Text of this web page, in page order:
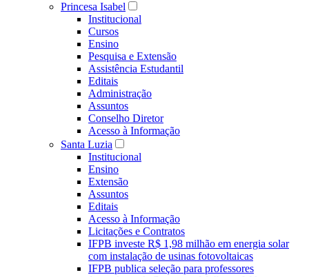
Princesa Isabel
Institucional
Cursos
Ensino
Pesquisa e Extensão
Assistência Estudantil
Editais
Administração
Assuntos
Conselho Diretor
Acesso à Informação
Santa Luzia
Institucional
Ensino
Extensão
Assuntos
Editais
Acesso à Informação
Licitações e Contratos
IFPB investe R$ 1,98 milhão em energia solar
com instalação de usinas fotovoltaicas
IFPB publica seleção para professores